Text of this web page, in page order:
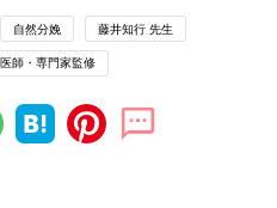
自然分娩 藤井知行 先生
医師・専門家監修